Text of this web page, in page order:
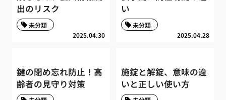
出のリスク
2025.04.30
未分類
い
2025.04.28
未分類
鍵の閉め忘れ防止！高
齢者の見守り対策
施錠と解錠、意味の違
いと正しい使い方